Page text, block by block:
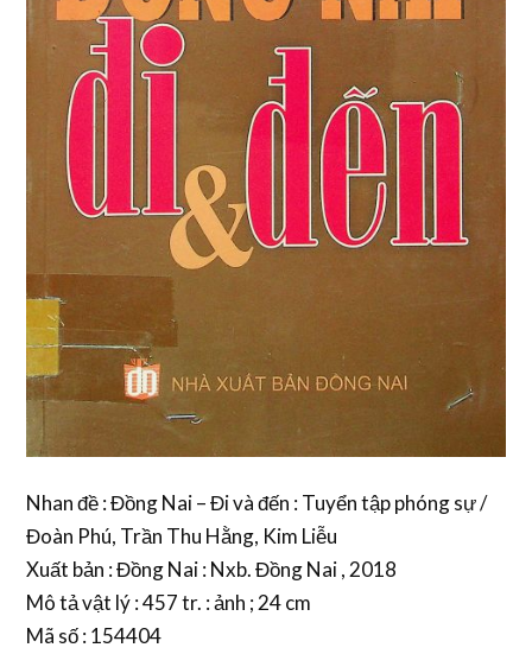
Nhan đề : Đồng Nai – Đi và đến : Tuyển tập phóng sự /
Đoàn Phú, Trần Thu Hằng, Kim Liễu
Xuất bản : Đồng Nai : Nxb. Đồng Nai , 2018
Mô tả vật lý : 457 tr. : ảnh ; 24 cm
Mã số : 154404